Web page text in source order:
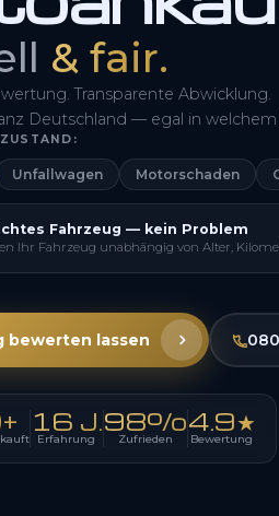
& fair.
Transparente Abwicklung.
Deutschland — egal in welchem
Unfallwagen Motorschaden
Fahrzeug — kein Problem
Ihr Fahrzeug unabhängig von Alter,
bewerten lassen
16 J.
Erfahrung
98%
Zufrieden
4.9★
Bewertung